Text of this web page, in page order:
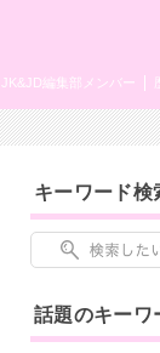
JK&JD編集部メンバー
キーワード検
話題のキーワ